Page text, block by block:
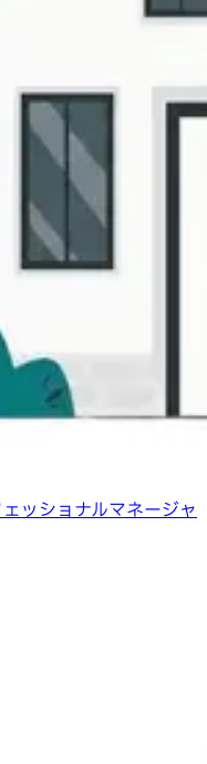
ッショナルマネージャ